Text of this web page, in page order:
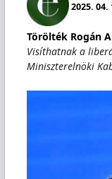
2025. 04.
Törölték Rogán
Visíthatnak a
Miniszterelnöki